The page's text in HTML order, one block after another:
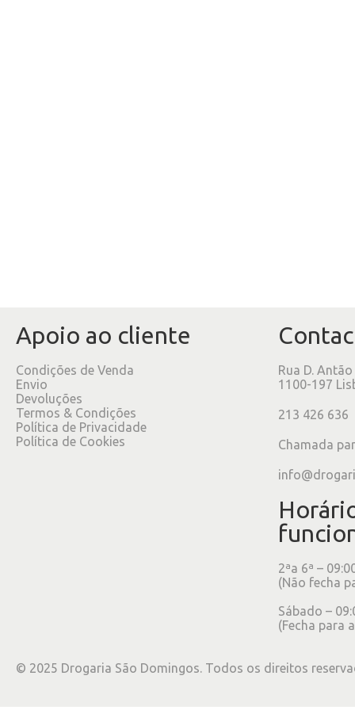
Apoio ao cliente
Condições de Venda
Envio
Devoluções
Termos & Condições
Política de Privacidade
Política de Cookies
Rua D.
1100-197
213 426 636
Chamada
2ªa 6ª –
(Não fecha
Sábado –
(Fecha para
© 2025 Drogaria São Domingos. Todos os direitos